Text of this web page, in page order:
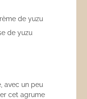
de yuzu
de yuzu
avec un peu
cet agrume